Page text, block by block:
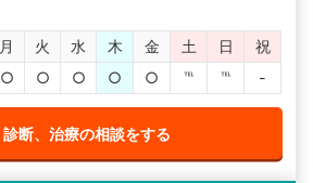
月 火 水 木 金 土 日
祝
○ ○ ○ ○ ○ ℡ ℡ -
診断、治療の相談をする